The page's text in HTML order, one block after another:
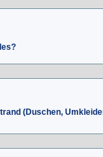
(Duschen,